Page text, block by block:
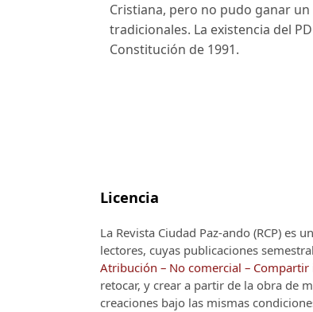
Cristiana, pero no pudo ganar
tradicionales. La existencia del
Constitución de 1991.
Licencia
La Revista Ciudad Paz-ando (RCP) es
lectores, cuyas publicaciones
Atribución – No comercial – Compartir
retocar, y crear a partir de la obra de
creaciones bajo las mismas